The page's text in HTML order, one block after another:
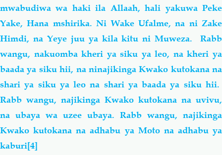
mwabudiwa wa haki ila Allaah, hali yakuwa Peke
Yake, Hana mshirika. Ni Wake Ufalme, na ni Zake
Himdi, na Yeye juu ya kila kitu ni Muweza. Rabb
wangu, nakuomba kheri ya siku ya leo, na kheri ya
baada ya siku hii, na ninajikinga Kwako kutokana na
shari ya siku ya leo na shari ya baada ya siku hii.
Rabb wangu, najikinga Kwako kutokana na uvivu,
na ubaya wa uzee ubaya. Rabb wangu, najikinga
Kwako kutokana na adhabu ya Moto na adhabu ya
kaburi[4]